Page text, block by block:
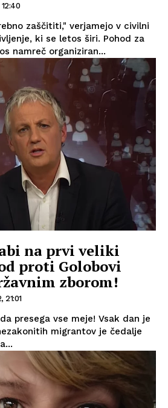
zaščititi," verjamejo v civilni
ki se letos širi. Pohod za
namreč organiziran...
na prvi veliki
proti Golobovi
zborom!
21:01
presega vse meje! Vsak dan je
migrantov je čedalje